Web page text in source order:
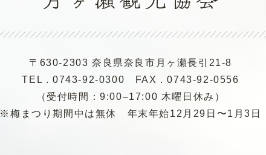
〒630-2303 奈良県奈良市月ヶ瀬長引21-8
TEL . 0743-92-0300
FAX . 0743-92-0556
（受付時間：9:00–17:00 木曜日休み）
※梅まつり期間中は無休 年末年始12月29日〜1月3日